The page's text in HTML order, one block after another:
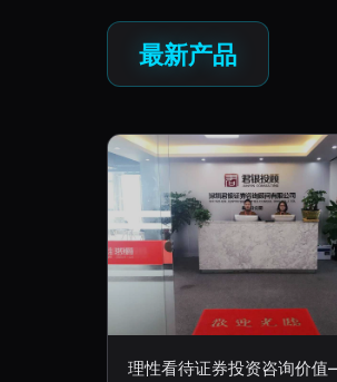
最新产品
理性看待证券投资咨询价